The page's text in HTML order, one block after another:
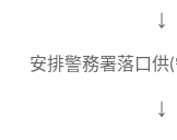
↓
安排警務署落口供
↓